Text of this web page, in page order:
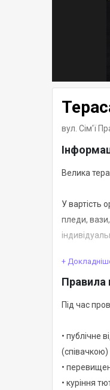
вул. Сім'ї
Велика
У вартість
пледи,
+
Правила
Під час
• публічне
(співачкою)
•
• куріння